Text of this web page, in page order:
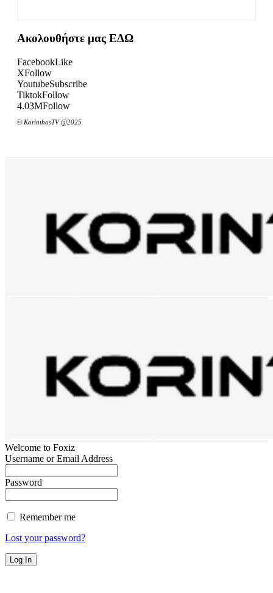
Ακολουθήστε μας ΕΔΩ
FacebookLike
XFollow
YoutubeSubscribe
TiktokFollow
4.03MFollow
© KorinthosTV @2025
Welcome to Foxiz
Username or Email Address
Password
Remember me
Lost your password?